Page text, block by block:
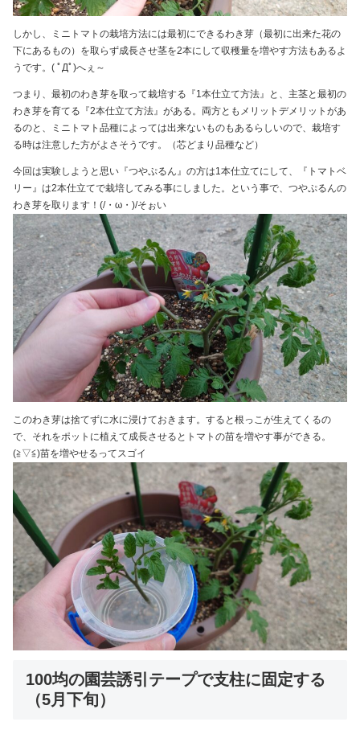
しかし、ミニトマトの栽培方法には最初にできるわき芽（最初に出来た花の
下にあるもの）を取らず成長させ茎を2本にして収穫量を増やす方法もあるよ
うです。( ﾟДﾟ)へぇ～
つまり、最初のわき芽を取って栽培する『1本仕立て方法』と、主茎と最初の
わき芽を育てる『2本仕立て方法』がある。両方ともメリットデメリットがあ
るのと、ミニトマト品種によっては出来ないものもあるらしいので、栽培す
る時は注意した方がよさそうです。（芯どまり品種など）
今回は実験しようと思い『つやぷるん』の方は1本仕立てにして、『トマトベ
リー』は2本仕立てで栽培してみる事にしました。という事で、つやぷるんの
わき芽を取ります！(/・ω・)/そぉい
このわき芽は捨てずに水に浸けておきます。すると根っこが生えてくるの
で、それをポットに植えて成長させるとトマトの苗を増やす事ができる。
(≧▽≦)苗を増やせるってスゴイ
100均の園芸誘引テープで支柱に固定する
（5月下旬）